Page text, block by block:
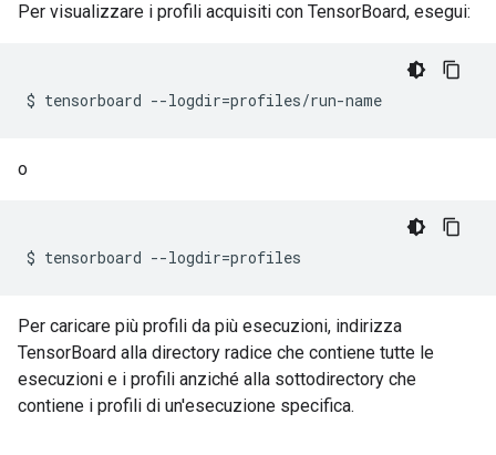
Per visualizzare i profili acquisiti con TensorBoard, esegui:
$ tensorboard --logdir=profiles/run-name
o
$ tensorboard --logdir=profiles
Per caricare più profili da più esecuzioni, indirizza
TensorBoard alla directory radice che contiene tutte le
esecuzioni e i profili anziché alla sottodirectory che
contiene i profili di un'esecuzione specifica.